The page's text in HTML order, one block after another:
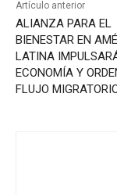
Artículo anterior
ALIANZA PARA EL
BIENESTAR EN
LATINA
ECONOMÍA Y
FLUJO